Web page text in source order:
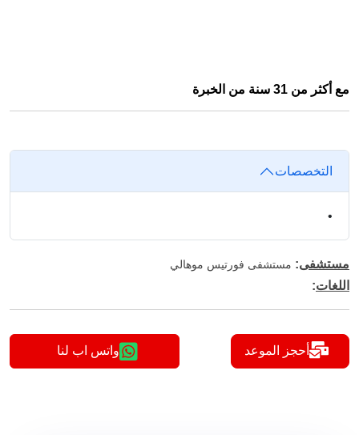
مع أكثر من 31 سنة من الخبرة
التخصصات
•
مستشفى: مستشفى فورتيس موهالي
اللغات:
أحجز الموعد واتس اب لنا